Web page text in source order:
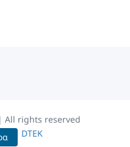
rights reserved
DTEK